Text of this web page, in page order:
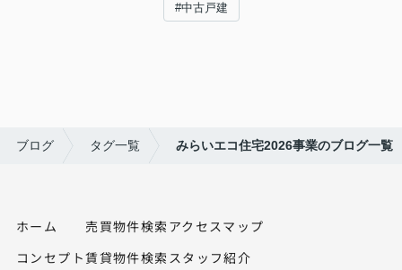
#中古戸建
ブログ タグ一覧 みらいエコ住宅2026事業のブログ一覧
ホーム
コンセプト
売買物件検索
賃貸物件検索
アクセスマップ
スタッフ紹介